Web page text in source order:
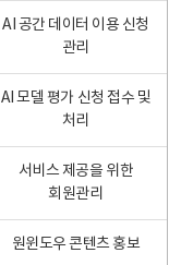
AI 공간 데이터 이용 신청
관리
AI 모델 평가 신청 접수 및
처리
서비스 제공을 위한
회원관리
원윈도우 콘텐츠 홍보